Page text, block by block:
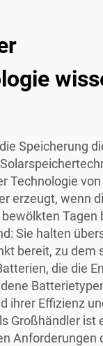
Speicherung
Technologie
erzeugt, wenn
Tagen
Sie halten
bereit, zu dem
die die
ihrer Effizienz
Großhändler ist
Anforderungen